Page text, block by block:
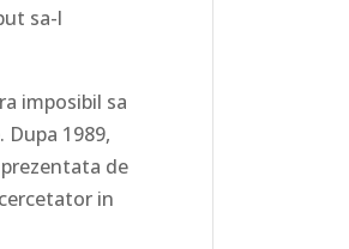
sa-l
imposibil sa
1989,
de
in